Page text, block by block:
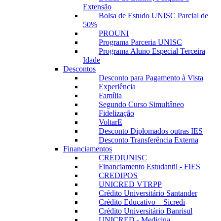
Extensão
Bolsa de Estudo UNISC Parcial de
50%
PROUNI
Programa Parceria UNISC
Programa Aluno Especial Terceira
Idade
Descontos
Desconto para Pagamento à Vista
Experiência
Família
Segundo Curso Simultâneo
Fidelização
VoltarE
Desconto Diplomados outras IES
Desconto Transferência Externa
Financiamentos
CREDIUNISC
Financiamento Estudantil - FIES
CREDIPOS
UNICRED VTRPP
Crédito Universitário Santander
Crédito Educativo – Sicredi
Crédito Universitário Banrisul